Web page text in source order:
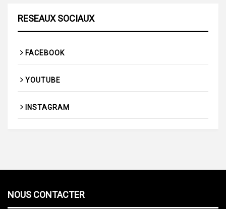
RESEAUX SOCIAUX
FACEBOOK
YOUTUBE
INSTAGRAM
NOUS CONTACTER